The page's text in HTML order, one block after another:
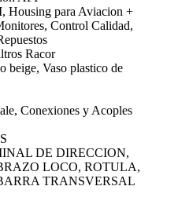
Housing para Aviacion +
Control Calidad,
Racor
beige, Vaso plastico de
Conexiones y Acoples
DE DIRECCION,
LOCO, ROTULA,
TRANSVERSAL